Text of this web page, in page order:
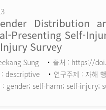
Distribution
Presenting Self-
Survey
Sung 출처 : https://
: descriptive
연구주제 : 자해
: gender; self-harm; self-injury;